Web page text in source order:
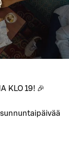
KLO 19! 🎉